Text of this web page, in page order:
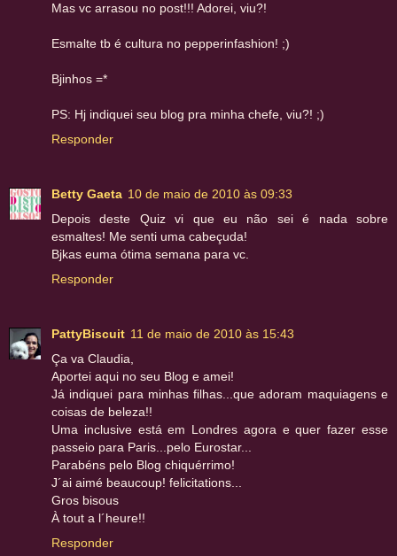
Mas vc arrasou no post!!! Adorei, viu?!
Esmalte tb é cultura no pepperinfashion! ;)
Bjinhos =*
PS: Hj indiquei seu blog pra minha chefe, viu?! ;)
Responder
Betty Gaeta 10 de maio de 2010 às 09:33
Depois deste Quiz vi que eu não sei é nada sobre
esmaltes! Me senti uma cabeçuda!
Bjkas euma ótima semana para vc.
Responder
PattyBiscuit 11 de maio de 2010 às 15:43
Ça va Claudia,
Aportei aqui no seu Blog e amei!
Já indiquei para minhas filhas...que adoram maquiagens e
coisas de beleza!!
Uma inclusive está em Londres agora e quer fazer esse
passeio para Paris...pelo Eurostar...
Parabéns pelo Blog chiquérrimo!
J´ai aimé beaucoup! felicitations...
Gros bisous
À tout a l´heure!!
Responder